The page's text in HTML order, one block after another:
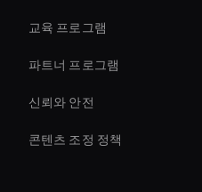
교육 프로그램
파트너 프로그램
신뢰와 안전
콘텐츠 조정 정책